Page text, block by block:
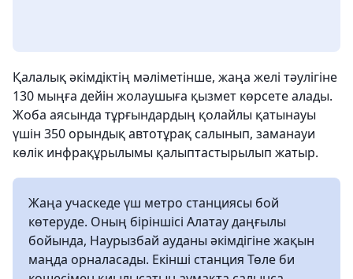
Қалалық әкімдіктің мәліметінше, жаңа желі тәулігіне
130 мыңға дейін жолаушыға қызмет көрсете алады.
Жоба аясында тұрғындардың қолайлы қатынауы
үшін 350 орындық автотұрақ салынып, заманауи
көлік инфрақұрылымы қалыптастырылып жатыр.
Жаңа учаскеде үш метро станциясы бой
көтеруде. Оның біріншісі Алатау даңғылы
бойында, Наурызбай ауданы әкімдігіне жақын
маңда орналасады. Екінші станция Төле би